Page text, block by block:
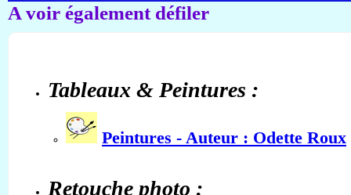
A voir également défiler
Tableaux & Peintures :
Peintures - Auteur : Odette Roux
Retouche photo :